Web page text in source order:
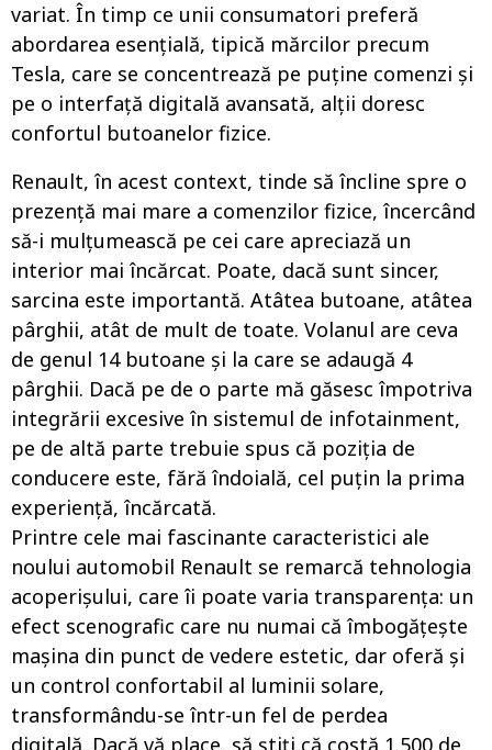
variat. În timp ce unii consumatori preferă
abordarea esențială, tipică mărcilor precum
Tesla, care se concentrează pe puține comenzi și
pe o interfață digitală avansată, alții doresc
confortul butoanelor fizice.
Renault, în acest context, tinde să încline spre o
prezență mai mare a comenzilor fizice, încercând
să-i mulțumească pe cei care apreciază un
interior mai încărcat. Poate, dacă sunt sincer,
sarcina este importantă. Atâtea butoane, atâtea
pârghii, atât de mult de toate. Volanul are ceva
de genul 14 butoane și la care se adaugă 4
pârghii. Dacă pe de o parte mă găsesc împotriva
integrării excesive în sistemul de infotainment,
pe de altă parte trebuie spus că poziția de
conducere este, fără îndoială, cel puțin la prima
experiență, încărcată.
Printre cele mai fascinante caracteristici ale
noului automobil Renault se remarcă tehnologia
acoperișului, care îi poate varia transparența: un
efect scenografic care nu numai că îmbogățește
mașina din punct de vedere estetic, dar oferă și
un control confortabil al luminii solare,
transformându-se într-un fel de perdea
digitală. Dacă vă place, să știți că costă 1.500 de